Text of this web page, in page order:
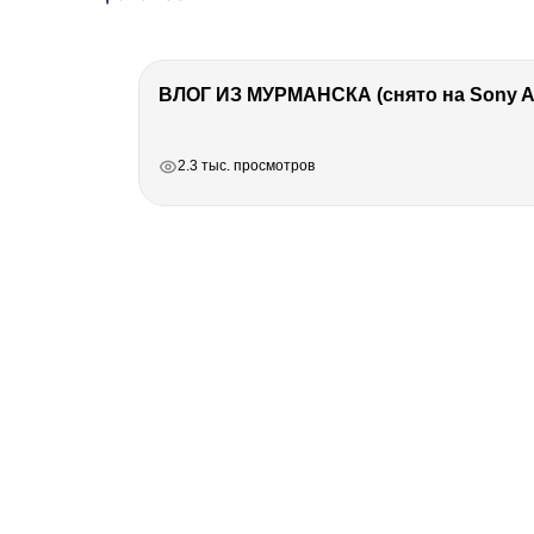
ВЛОГ ИЗ МУРМАНСКА (снято на Sony
2.3 тыс. просмотров